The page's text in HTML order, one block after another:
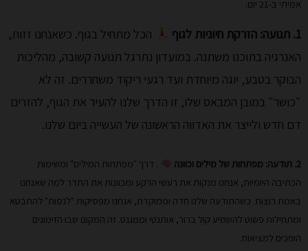
אמיתי ב-21 יום:
1. תנועה: הזרקת חיוניות לגוף
הכל מתחיל בגוף. כשאנחנו זזות,
האנרגיה בתוכנו משתנה. במועדון נתרגל תנועה קשובה, מהליכות
הבוקר בטבע, יוגה מיוחדת ועד רגעי ריקוד משחררים. זה לא
"כושר" במובן המבאס שלו, זו הדרך שלנו להעיר את הגוף, להזרים
דם חדש ולייצר את האדווה הראשונה של העשייה ביום שלנו.
2. תודעה: מפתחות של מילים וכוונה
. דרך "מפתחות המילים" ומשימות
הכתיבה היומיות, אנחנו מנקות את רעשי הרקע ומכוונות את התדר למה שאנחנו
באמת רוצות. כשהתודעה שלנו חדה וממוקדת, אנחנו מפסיקות "לנסות" להתבטא
ומתחילות פשוט להשמיע קול ברור, אותנטי וממגנט. זה המקום שבו הזימונים
הופכים למציאות.